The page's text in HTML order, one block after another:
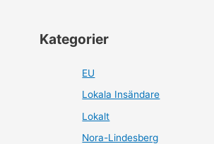
Kategorier
EU
Lokala Insändare
Lokalt
Nora-Lindesberg